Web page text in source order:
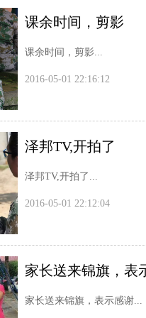
课余时间，剪影
课余时间，剪影...
2016-05-01 22:16:12
泽邦TV,开拍了
泽邦TV,开拍了...
2016-05-01 22:12:04
家长送来锦旗，表
家长送来锦旗，表示感谢...